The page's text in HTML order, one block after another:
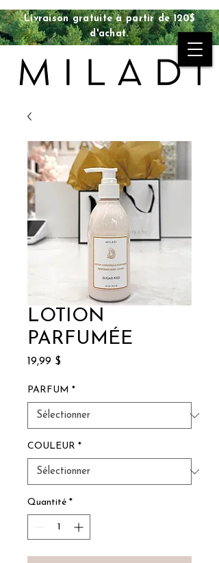
Livraison gratuite à partir de 120$
d'achat.
LOTION
PARFUMÉE
19,99 $Prix
PARFUM *
COULEUR *
Quantité *